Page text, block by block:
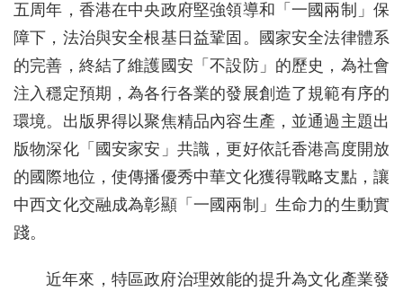
五周年，香港在中央政府堅強領導和「一國兩制」保
障下，法治與安全根基日益鞏固。國家安全法律體系
的完善，終結了維護國安「不設防」的歷史，為社會
注入穩定預期，為各行各業的發展創造了規範有序的
環境。出版界得以聚焦精品內容生產，並通過主題出
版物深化「國安家安」共識，更好依託香港高度開放
的國際地位，使傳播優秀中華文化獲得戰略支點，讓
中西文化交融成為彰顯「一國兩制」生命力的生動實
踐。
近年來，特區政府治理效能的提升為文化產業發